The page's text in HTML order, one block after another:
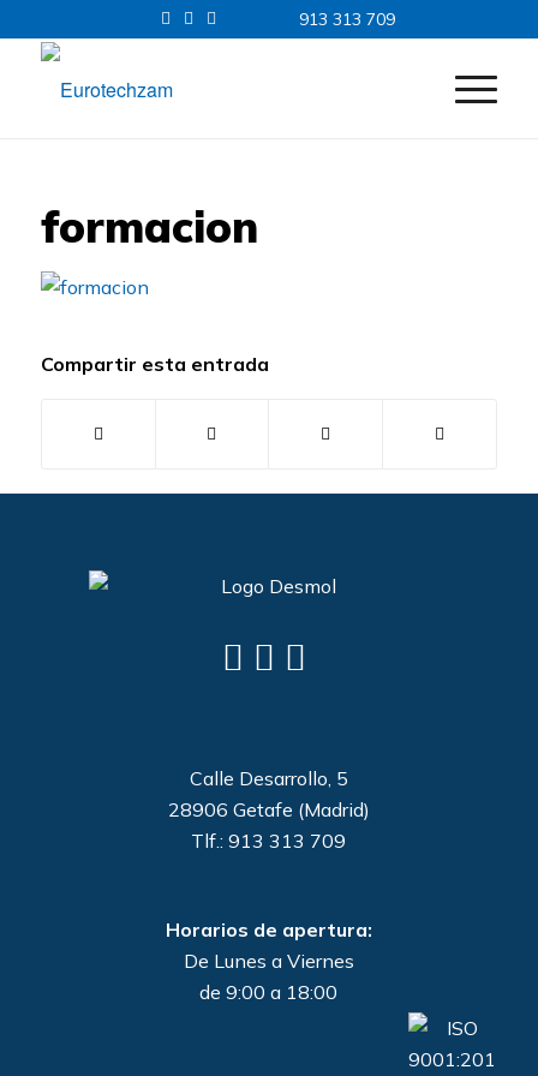
913 313 709
formacion
Compartir esta entrada
Calle Desarrollo, 5
28906 Getafe (Madrid)
Tlf.: 913 313 709
Horarios de apertura:
De Lunes a Viernes
de 9:00 a 18:00